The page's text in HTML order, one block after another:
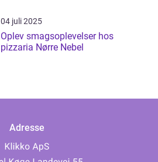
04 juli 2025
Oplev smagsoplevelser hos
pizzaria Nørre Nebel
Adresse